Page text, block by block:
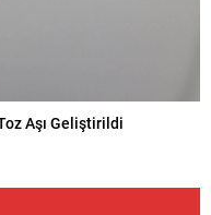
Aşı Geliştirildi